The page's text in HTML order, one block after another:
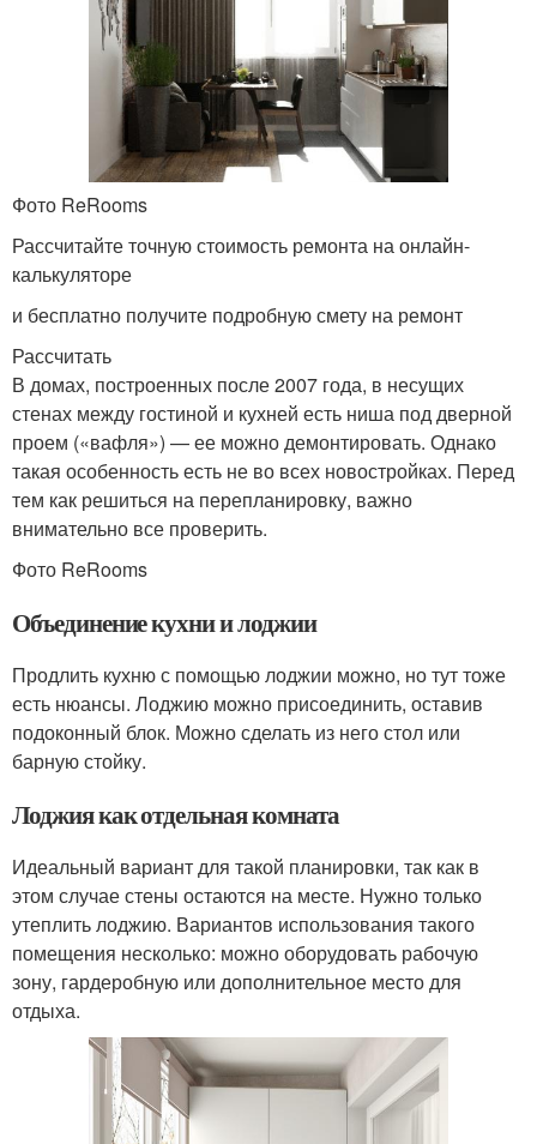
Фото ReRooms
Рассчитайте точную стоимость ремонта на онлайн-
калькуляторе
и бесплатно получите подробную смету на ремонт
Рассчитать
В домах, построенных после 2007 года, в несущих
стенах между гостиной и кухней есть ниша под дверной
проем («вафля») — ее можно демонтировать. Однако
такая особенность есть не во всех новостройках. Перед
тем как решиться на перепланировку, важно
внимательно все проверить.
Фото ReRooms
Объединение кухни и лоджии
Продлить кухню с помощью лоджии можно, но тут тоже
есть нюансы. Лоджию можно присоединить, оставив
подоконный блок. Можно сделать из него стол или
барную стойку.
Лоджия как отдельная комната
Идеальный вариант для такой планировки, так как в
этом случае стены остаются на месте. Нужно только
утеплить лоджию. Вариантов использования такого
помещения несколько: можно оборудовать рабочую
зону, гардеробную или дополнительное место для
отдыха.